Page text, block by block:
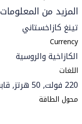
المزيد من المعلومات
تينغ كازاخستاني
Currency
الكازاخية والروسية
اللغات
220 فولت, 50 هرتز, قابس الكهرباء فئة C/F
محول الطاقة